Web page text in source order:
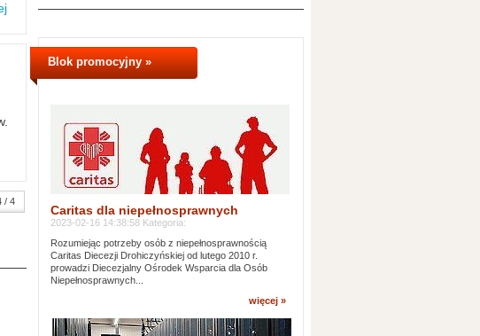
/ 4
Blok promocyjny »
Caritas dla niepełnosprawnych
2023-02-16 14:38:58 Kategoria:
Rozumiejąc potrzeby osób z niepełnosprawnością
Caritas Diecezji Drohiczyńskiej od lutego 2010 r.
prowadzi Diecezjalny Ośrodek Wsparcia dla Osób
Niepełnosprawnych...
więcej »